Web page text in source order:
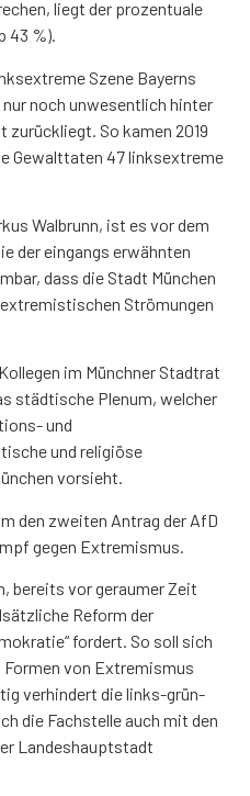
liegt der prozentuale
43 %).
Szene Bayerns
noch unwesentlich hinter
So kamen 2019
Gewalttaten 47 linksextreme
Walbrunn, ist es vor dem
der eingangs erwähnten
dass die Stadt München
Strömungen
im Münchner Stadtrat
städtische Plenum, welcher
und
und religiöse
vorsieht.
den zweiten Antrag der AfD
gegen Extremismus.
bereits vor geraumer Zeit
Reform der
fordert. So soll sich
von Extremismus
verhindert die links-grün-
die Fachstelle auch mit den
Landeshauptstadt